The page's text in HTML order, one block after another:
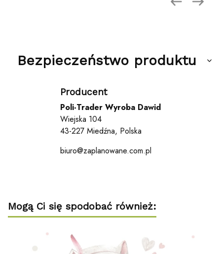
Bezpieczeństwo produktu
Producent
Poli-Trader Wyroba Dawid
Wiejska 104
43-227 Miedźna, Polska
biuro@zaplanowane.com.pl
Mogą Ci się spodobać również: